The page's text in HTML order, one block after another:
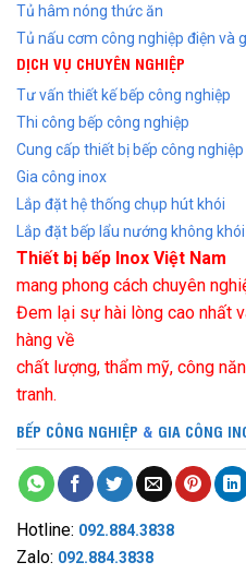
Tủ hâm nóng thức ăn
Tủ nấu cơm công nghiệp điện và
DỊCH VỤ CHUYÊN NGHIỆP
Tư vấn thiết kế bếp công nghiệp
Thi công bếp công nghiệp
Cung cấp thiết bị bếp công nghiệp
Gia công inox
Lắp đặt hệ thống chụp hút khói
Lắp đặt bếp lẩu nướng không khói
Thiết bị bếp Inox Việt Nam
mang phong cách chuyên
Đem lại sự hài lòng cao nhất
hàng về
chất lượng, thẩm mỹ, công
tranh.
BẾP CÔNG NGHIỆP & GIA CÔNG
Hotline: 092.884.3838
Zalo: 092.884.3838